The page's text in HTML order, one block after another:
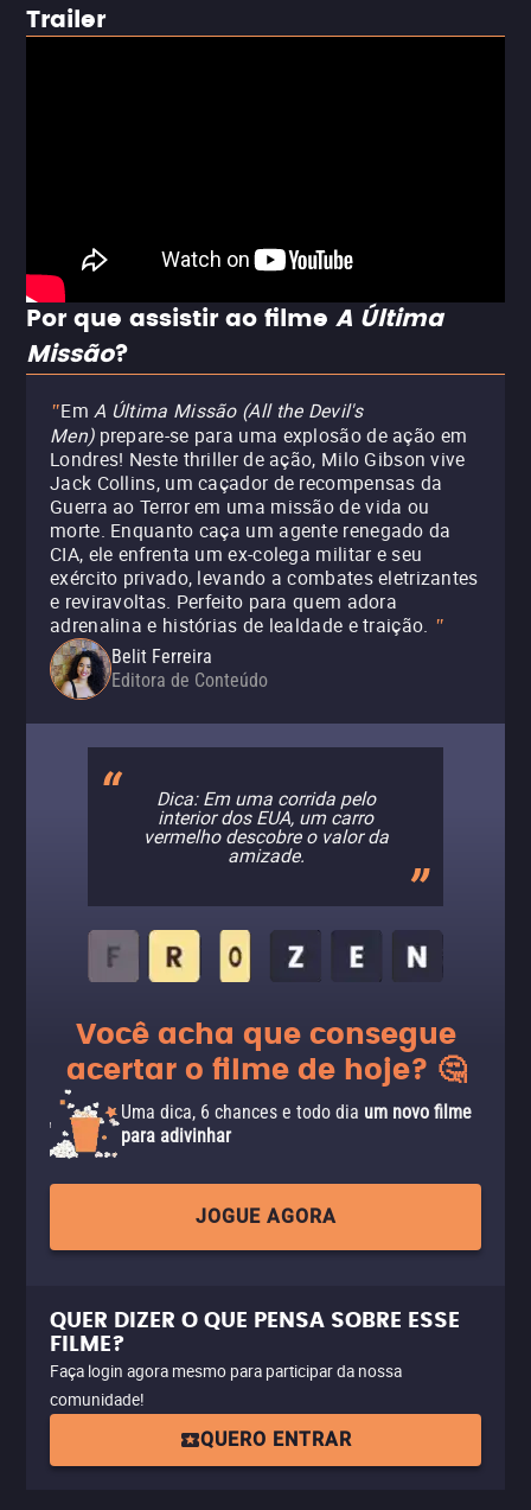
Trailer
Por que assistir ao filme A Última
Missão?
"Em A Última Missão (All the Devil's
Men) prepare-se para uma explosão de ação em
Londres! Neste thriller de ação, Milo Gibson vive
Jack Collins, um caçador de recompensas da
Guerra ao Terror em uma missão de vida ou
morte. Enquanto caça um agente renegado da
CIA, ele enfrenta um ex-colega militar e seu
exército privado, levando a combates eletrizantes
e reviravoltas. Perfeito para quem adora
adrenalina e histórias de lealdade e traição. "
Belit Ferreira
Editora de Conteúdo
Dica: Em uma corrida pelo
interior dos EUA, um carro
vermelho descobre o valor da
amizade.
Você acha que consegue
acertar o filme de hoje? 🤔
Uma dica, 6 chances e todo dia um novo filme
para adivinhar
JOGUE AGORA
QUER DIZER O QUE PENSA SOBRE ESSE
FILME?
Faça login agora mesmo para participar da nossa
comunidade!
QUERO ENTRAR